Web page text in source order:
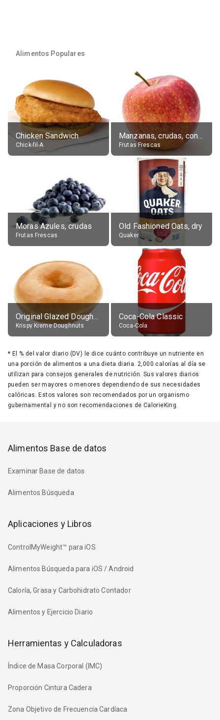
Alimentos Populares
Chicken Sandwich
Chick-fil-A
Manzanas, crudas, con piel
Frutas Frescas
Moras Azules, crudas
Frutas Frescas
Old Fashioned Oats, dry
Quaker
Original Glazed Doughnut
Krispy Kreme Doughnuts
Coca-Cola Classic
Coca-Cola
* El % del valor diario (DV) le dice cuánto contribuye un nutriente en
una porción de alimentos a una dieta diaria. 2,000 calorías al día se
utilizan para consejos generales de nutrición. Sus valores diarios
pueden ser mayores o menores dependiendo de sus necesidades
calóricas. Estos valores son recomendados por un organismo
gubernamental y no son recomendaciones de CalorieKing.
Alimentos Base de datos
Examinar Base de datos
Alimentos Búsqueda
Aplicaciones y Libros
ControlMyWeight™ para iOS
Alimentos Búsqueda para iOS / Android
Caloría, Grasa y Carbohidrato Contador
Alimentos y Ejercicio Diario
Herramientas y Calculadoras
Índice de Masa Corporal (IMC)
Proporción Cintura Cadera
Zona Objetivo de Frecuencia Cardíaca